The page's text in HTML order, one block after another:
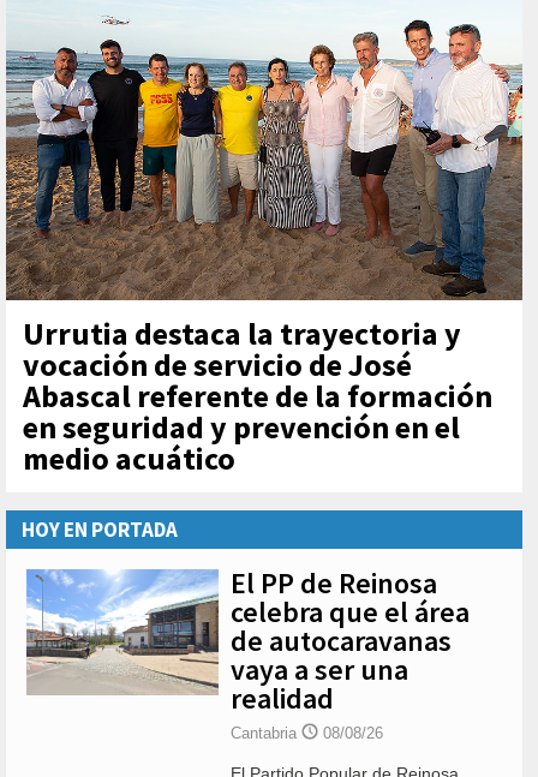
Urrutia destaca la trayectoria y
vocación de servicio de José
Abascal referente de la formación
en seguridad y prevención en el
medio acuático
HOY EN PORTADA
El PP de Reinosa
celebra que el área
de autocaravanas
vaya a ser una
realidad
Cantabria 08/08/26